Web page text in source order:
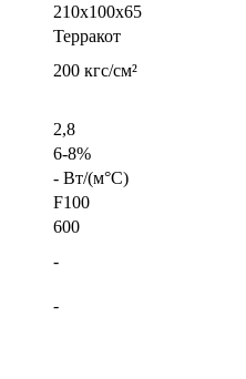
210х100х65
Терракот
200 кгс/см²
2,8
6-8%
- Вт/(м°C)
F100
600
-
-